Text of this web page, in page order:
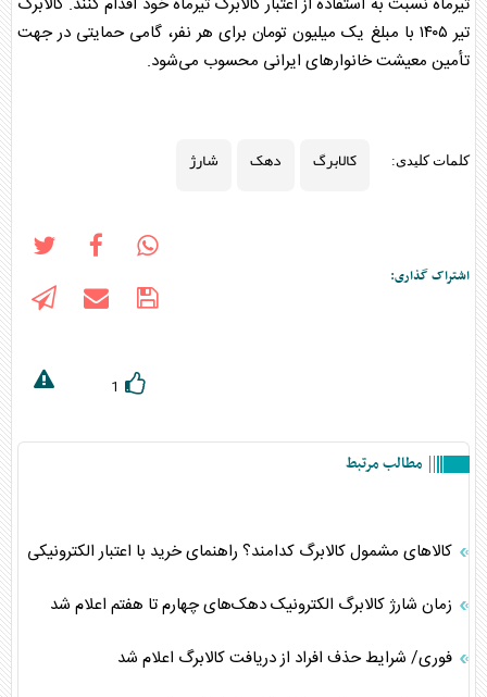
تیر ۱۴۰۵ با مبلغ یک میلیون تومان برای هر نفر، گامی حمایتی در جهت
تأمین معیشت خانوار‌های ایرانی محسوب می‌شود.
کلمات کلیدی: کالابرگ دهک شارژ
اشتراک گذاری:
1
مطالب مرتبط
کالاهای مشمول کالابرگ کدامند؟ راهنمای خرید با اعتبار الکترونیکی
زمان شارژ کالابرگ الکترونیک دهک‌های چهارم تا هفتم اعلام شد
فوری/ شرایط حذف افراد از دریافت کالابرگ اعلام شد